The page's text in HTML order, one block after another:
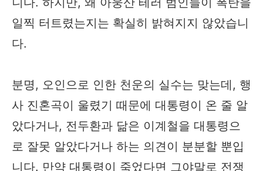
일찍 터트렸는지는 확실히 밝혀지지 않았습니
다.
분명, 오인으로 인한 천운의 실수는 맞는데, 행
사 진혼곡이 울렸기 때문에 대통령이 온 줄 알
았다거나, 전두환과 닮은 이계철을 대통령으
로 잘못 알았다거나 하는 의견이 분분할 뿐입
니다. 만약 대통령이 죽었다면 그야말로 전쟁